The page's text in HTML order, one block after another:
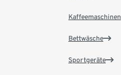
Kaffeemaschinen
Bettwäsche
Sportgeräte